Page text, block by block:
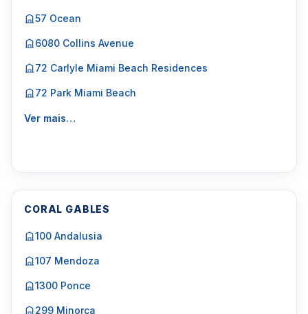
57 Ocean
6080 Collins Avenue
72 Carlyle Miami Beach Residences
72 Park Miami Beach
Ver mais…
CORAL GABLES
100 Andalusia
107 Mendoza
1300 Ponce
299 Minorca